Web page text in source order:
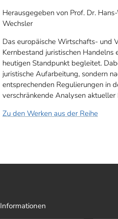
Herausgegeben von Prof. Dr.
Wechsler
Das europäische Wirtschafts- und
Kernbestand juristischen
heutigen Standpunkt begleitet.
juristische Aufarbeitung, sondern
entsprechenden Regulierungen in
verschränkende Analysen
Zu den Werken aus der Reihe
Informationen